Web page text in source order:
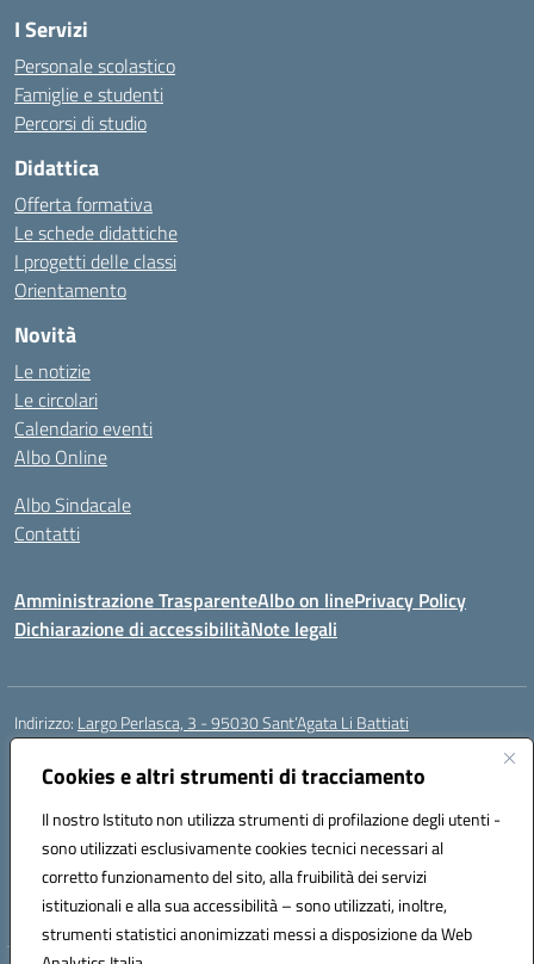
Cookies e altri strumenti di tracciamento
Il nostro Istituto non utilizza strumenti di profilazione degli utenti -
sono utilizzati esclusivamente cookies tecnici necessari al
corretto funzionamento del sito, alla fruibilità dei servizi
istituzionali e alla sua accessibilità – sono utilizzati, inoltre,
strumenti statistici anonimizzati messi a disposizione da Web
I Servizi
Personale scolastico
Famiglie e studenti
Percorsi di studio
Didattica
Offerta formativa
Le schede didattiche
I progetti delle classi
Orientamento
Novità
Le notizie
Le circolari
Calendario eventi
Albo Online
Albo Sindacale
Contatti
Amministrazione TrasparenteAlbo on linePrivacy Policy
Dichiarazione di accessibilitàNote legali
Indirizzo: Largo Perlasca, 3 - 95030 Sant’Agata Li Battiati
Centralino:
ctic8bl002@istruzione.it
Posta elettronica certificata (PEC):ctic8bl002@pec.istruzione.it
Codice fiscale: 93253680875
Codice meccanografico:CTIC8BL002
Codice Indice delle Pubbliche Amministrazioni (IPA): 7UKG69R2
Codice unico di fatturazione (CUF): F8M4AH